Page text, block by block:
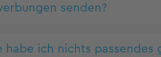
senden?
habe ich nichts passendes